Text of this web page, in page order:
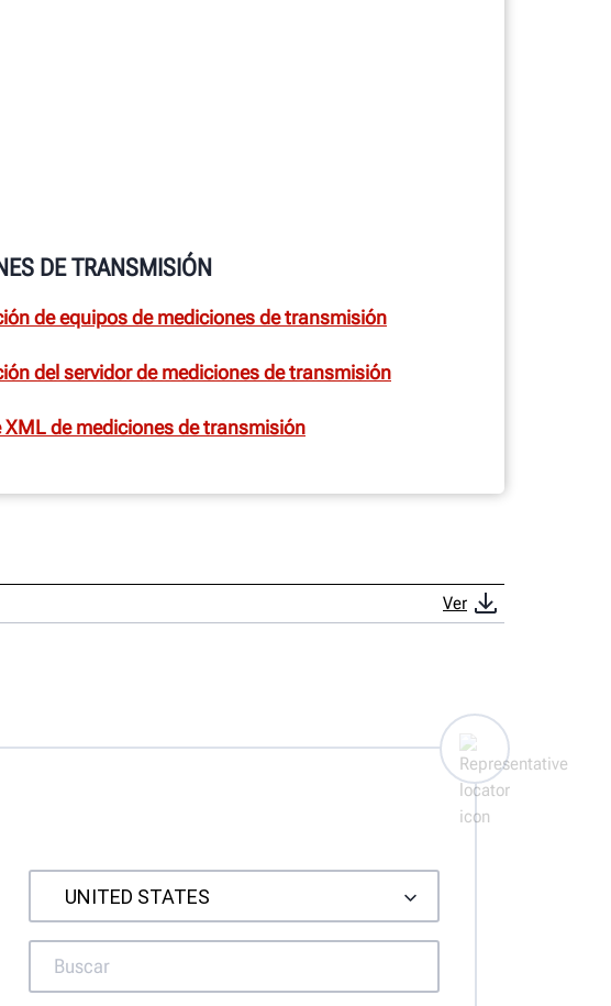
DE TRANSMISIÓN
de equipos de mediciones de transmisión
del servidor de mediciones de transmisión
XML de mediciones de transmisión
Ver